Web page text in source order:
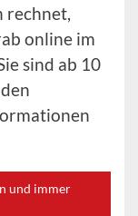
rechnet,
online im
sind ab 10
und immer